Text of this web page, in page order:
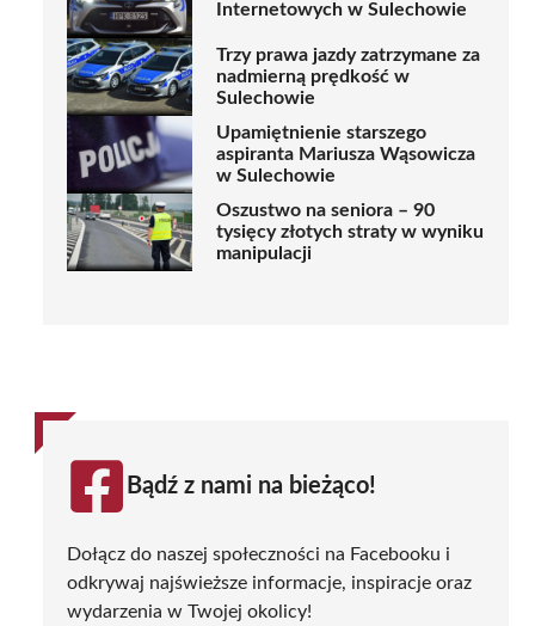
Internetowych w Sulechowie
Trzy prawa jazdy zatrzymane za
nadmierną prędkość w
Sulechowie
Upamiętnienie starszego
aspiranta Mariusza Wąsowicza
w Sulechowie
Oszustwo na seniora – 90
tysięcy złotych straty w wyniku
manipulacji
Bądź z nami na bieżąco!
Dołącz do naszej społeczności na Facebooku i
odkrywaj najświeższe informacje, inspiracje oraz
wydarzenia w Twojej okolicy!